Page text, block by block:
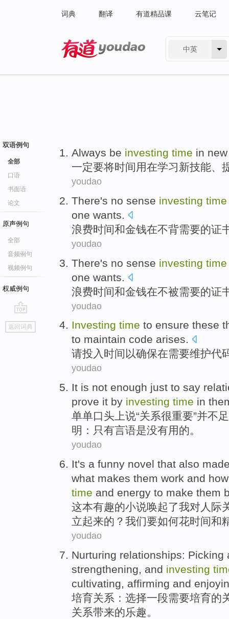
词典 翻译 有道精品课 云笔记
中英
双语例句
全部
口语
书面语
论文
原声例句
全部
音频例句
视频例句
权威例句
go
top
返回词典
Always be investing time in new
一定要将时间用在学习新技能、
youdao
There's no sense investing time
one wants.
浪费时间和金钱在不背需要的证
youdao
There's no sense investing time
one wants
浪费时间和金钱在不被需要的证
youdao
Investing time to ensure these
to maintain code arises.
请投入 时间 以确保在需要维护代
youdao
It is not enough just to say
prove it by investing time in
单单口头上说“关系很重要”并不
明 ：只有言语是没有用的。
youdao
It's a funny novel that also
what makes them work and how
time and energy to make them
这本有趣的小说唤起了我对人际
立起来的？ 我们要如何花时间和
youdao
Nurturing relationships: Picking
strengthening, and investing
cultivating, affirming and
培育关系 ： 选择一段需要培育的
关系带来的乐趣。